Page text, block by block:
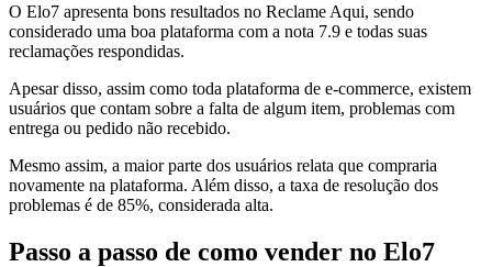
O Elo7 apresenta bons resultados no Reclame Aqui, sendo
considerado uma boa plataforma com a nota 7.9 e todas suas
reclamações respondidas.
Apesar disso, assim como toda plataforma de e-commerce, existem
usuários que contam sobre a falta de algum item, problemas com
entrega ou pedido não recebido.
Mesmo assim, a maior parte dos usuários relata que compraria
novamente na plataforma. Além disso, a taxa de resolução dos
problemas é de 85%, considerada alta.
Passo a passo de como vender no Elo7